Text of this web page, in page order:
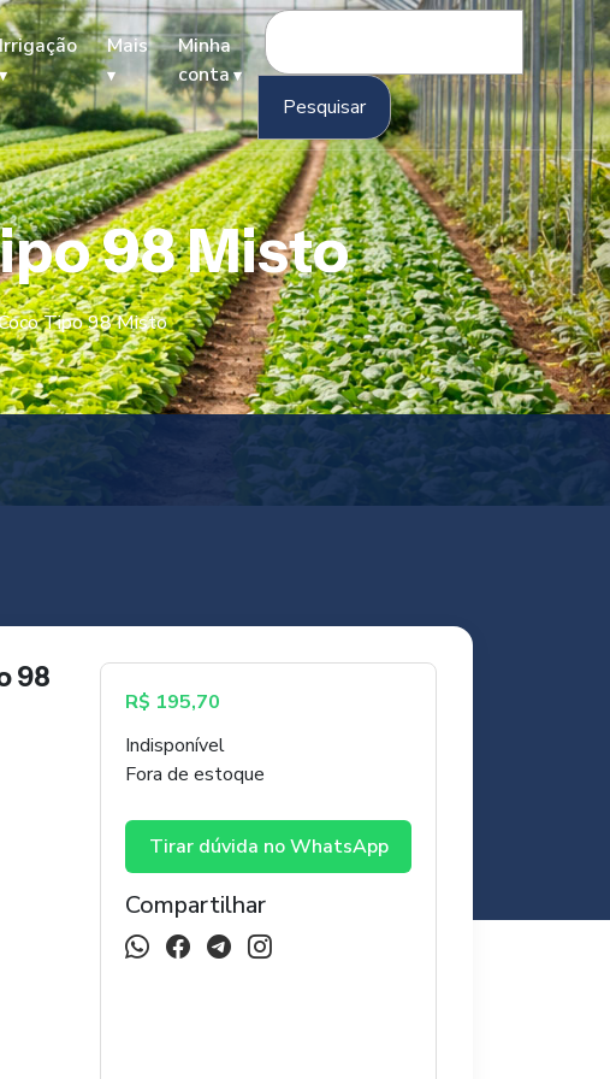
Irrigação Mais
Minha
conta
Pesquisar
por:
98 Misto
Tipo 98 Misto
98
R$ 195,70
Indisponível
Fora de estoque
Tirar dúvida no WhatsApp
Compartilhar